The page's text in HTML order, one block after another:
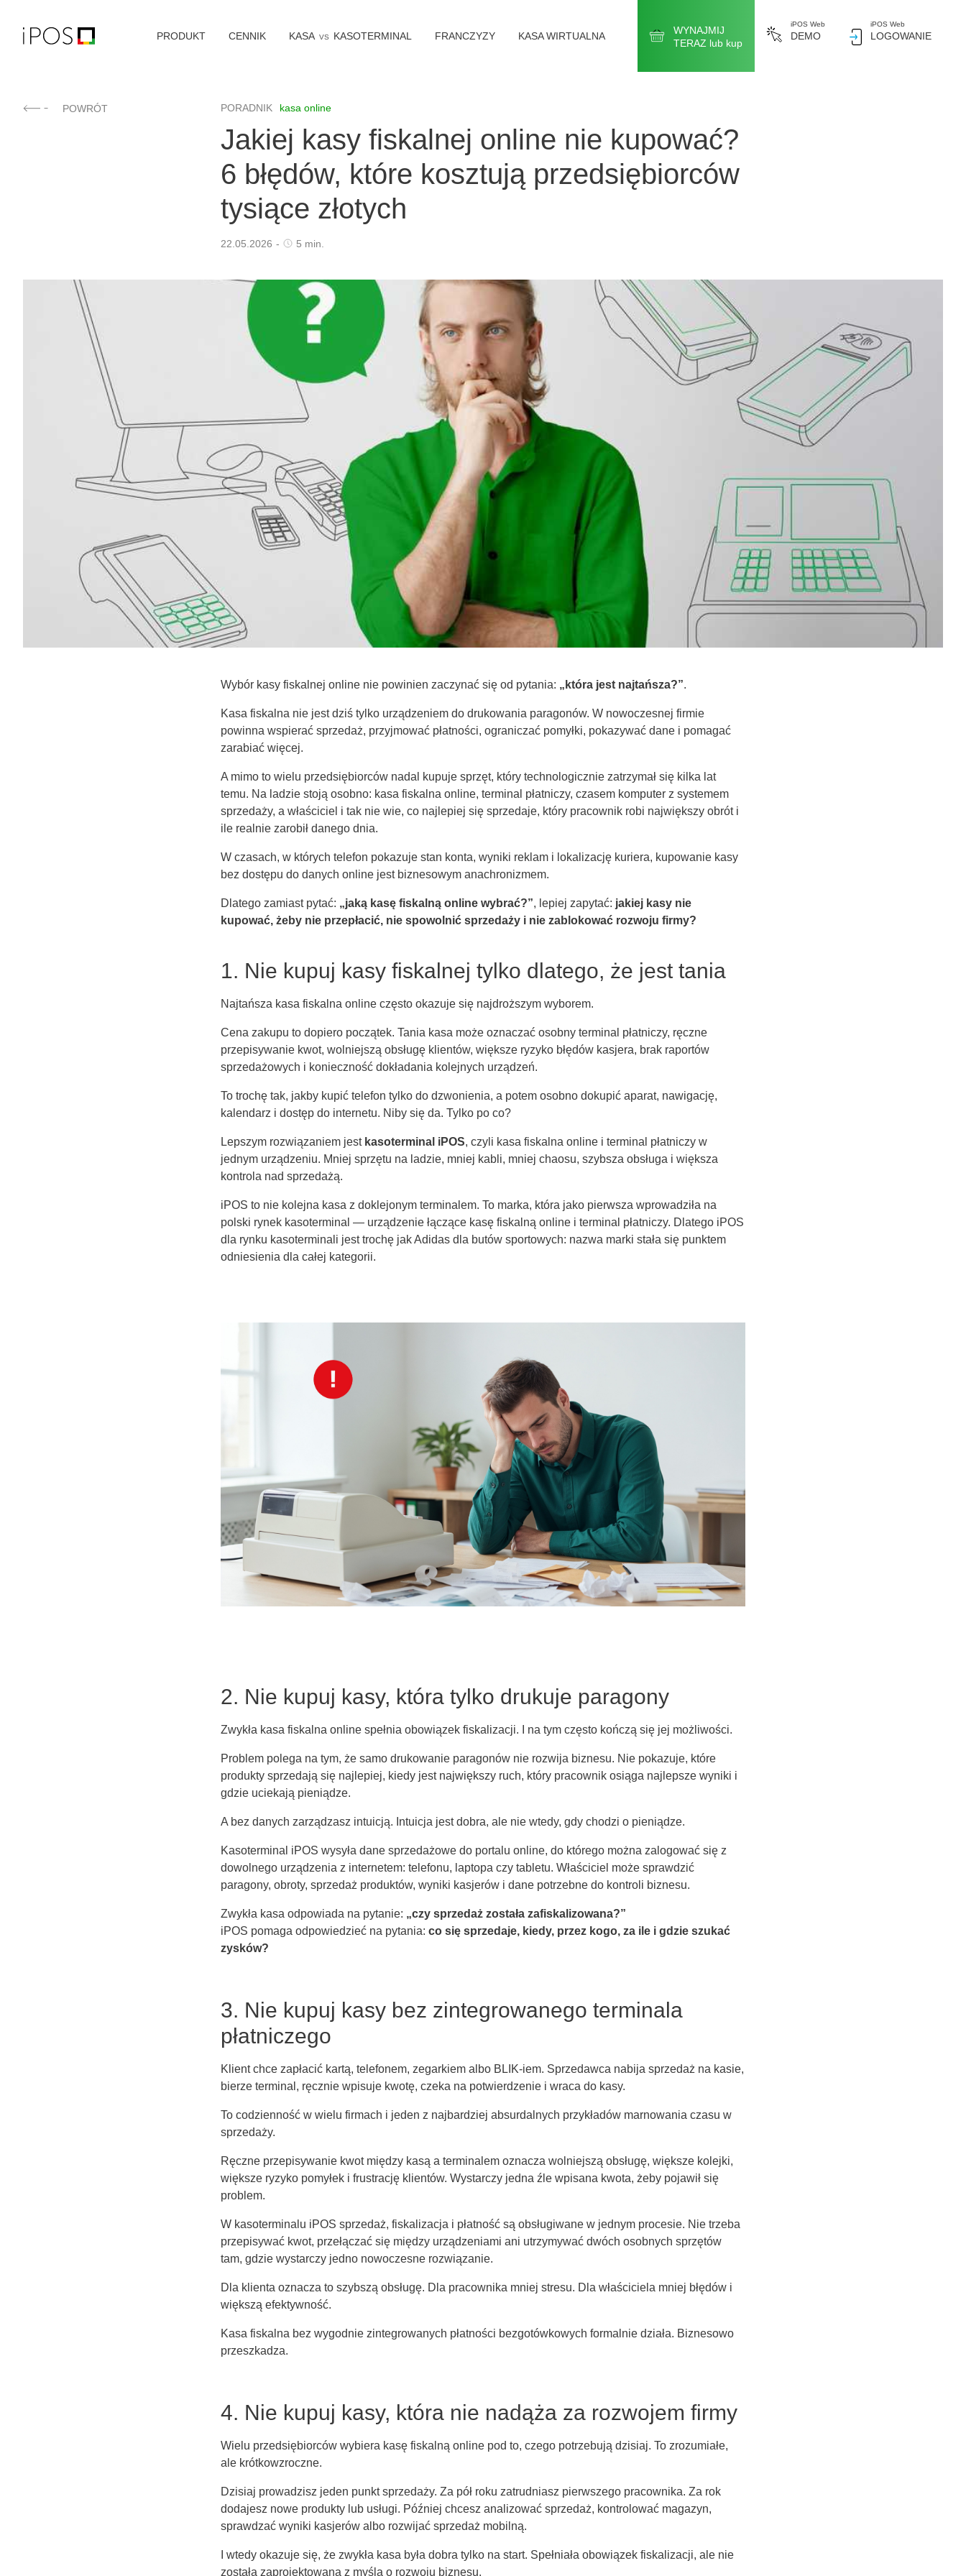
PRODUKT CENNIK KASA VS KASOTERMINAL FRANCZYZY KASA WIRTUALNA
WYNAJMIJ
TERAZ lub kup
iPOS Web
DEMO
iPOS Web
LOGOWANIE
POWRÓT PORADNIK kasa online
Jakiej kasy fiskalnej online nie kupować?
6 błędów, które kosztują przedsiębiorców
tysiące złotych
22.05.2026 - 5 min.
Wybór kasy fiskalnej online nie powinien zaczynać się od pytania: „która jest najtańsza?”.
Kasa fiskalna nie jest dziś tylko urządzeniem do drukowania paragonów. W nowoczesnej firmie
powinna wspierać sprzedaż, przyjmować płatności, ograniczać pomyłki, pokazywać dane i pomagać
zarabiać więcej.
A mimo to wielu przedsiębiorców nadal kupuje sprzęt, który technologicznie zatrzymał się kilka lat
temu. Na ladzie stoją osobno: kasa fiskalna online, terminal płatniczy, czasem komputer z systemem
sprzedaży, a właściciel i tak nie wie, co najlepiej się sprzedaje, który pracownik robi największy obrót i
ile realnie zarobił danego dnia.
W czasach, w których telefon pokazuje stan konta, wyniki reklam i lokalizację kuriera, kupowanie kasy
bez dostępu do danych online jest biznesowym anachronizmem.
Dlatego zamiast pytać: „jaką kasę fiskalną online wybrać?”, lepiej zapytać: jakiej kasy nie
kupować, żeby nie przepłacić, nie spowolnić sprzedaży i nie zablokować rozwoju firmy?
1. Nie kupuj kasy fiskalnej tylko dlatego, że jest tania
Najtańsza kasa fiskalna online często okazuje się najdroższym wyborem.
Cena zakupu to dopiero początek. Tania kasa może oznaczać osobny terminal płatniczy, ręczne
przepisywanie kwot, wolniejszą obsługę klientów, większe ryzyko błędów kasjera, brak raportów
sprzedażowych i konieczność dokładania kolejnych urządzeń.
To trochę tak, jakby kupić telefon tylko do dzwonienia, a potem osobno dokupić aparat, nawigację,
kalendarz i dostęp do internetu. Niby się da. Tylko po co?
Lepszym rozwiązaniem jest kasoterminal iPOS, czyli kasa fiskalna online i terminal płatniczy w
jednym urządzeniu. Mniej sprzętu na ladzie, mniej kabli, mniej chaosu, szybsza obsługa i większa
kontrola nad sprzedażą.
iPOS to nie kolejna kasa z doklejonym terminalem. To marka, która jako pierwsza wprowadziła na
polski rynek kasoterminal — urządzenie łączące kasę fiskalną online i terminal płatniczy. Dlatego iPOS
dla rynku kasoterminali jest trochę jak Adidas dla butów sportowych: nazwa marki stała się punktem
odniesienia dla całej kategorii.
2. Nie kupuj kasy, która tylko drukuje paragony
Zwykła kasa fiskalna online spełnia obowiązek fiskalizacji. I na tym często kończą się jej możliwości.
Problem polega na tym, że samo drukowanie paragonów nie rozwija biznesu. Nie pokazuje, które
produkty sprzedają się najlepiej, kiedy jest największy ruch, który pracownik osiąga najlepsze wyniki i
gdzie uciekają pieniądze.
A bez danych zarządzasz intuicją. Intuicja jest dobra, ale nie wtedy, gdy chodzi o pieniądze.
Kasoterminal iPOS wysyła dane sprzedażowe do portalu online, do którego można zalogować się z
dowolnego urządzenia z internetem: telefonu, laptopa czy tabletu. Właściciel może sprawdzić
paragony, obroty, sprzedaż produktów, wyniki kasjerów i dane potrzebne do kontroli biznesu.
Zwykła kasa odpowiada na pytanie: „czy sprzedaż została zafiskalizowana?”
iPOS pomaga odpowiedzieć na pytania: co się sprzedaje, kiedy, przez kogo, za ile i gdzie szukać
zysków?
3. Nie kupuj kasy bez zintegrowanego terminala
płatniczego
Klient chce zapłacić kartą, telefonem, zegarkiem albo BLIK-iem. Sprzedawca nabija sprzedaż na kasie,
bierze terminal, ręcznie wpisuje kwotę, czeka na potwierdzenie i wraca do kasy.
To codzienność w wielu firmach i jeden z najbardziej absurdalnych przykładów marnowania czasu w
sprzedaży.
Ręczne przepisywanie kwot między kasą a terminalem oznacza wolniejszą obsługę, większe kolejki,
większe ryzyko pomyłek i frustrację klientów. Wystarczy jedna źle wpisana kwota, żeby pojawił się
problem.
W kasoterminalu iPOS sprzedaż, fiskalizacja i płatność są obsługiwane w jednym procesie. Nie trzeba
przepisywać kwot, przełączać się między urządzeniami ani utrzymywać dwóch osobnych sprzętów
tam, gdzie wystarczy jedno nowoczesne rozwiązanie.
Dla klienta oznacza to szybszą obsługę. Dla pracownika mniej stresu. Dla właściciela mniej błędów i
większą efektywność.
Kasa fiskalna bez wygodnie zintegrowanych płatności bezgotówkowych formalnie działa. Biznesowo
przeszkadza.
4. Nie kupuj kasy, która nie nadąża za rozwojem firmy
Wielu przedsiębiorców wybiera kasę fiskalną online pod to, czego potrzebują dzisiaj. To zrozumiałe,
ale krótkowzroczne.
Dzisiaj prowadzisz jeden punkt sprzedaży. Za pół roku zatrudniasz pierwszego pracownika. Za rok
dodajesz nowe produkty lub usługi. Później chcesz analizować sprzedaż, kontrolować magazyn,
sprawdzać wyniki kasjerów albo rozwijać sprzedaż mobilną.
I wtedy okazuje się, że zwykła kasa była dobra tylko na start. Spełniała obowiązek fiskalizacji, ale nie
została zaprojektowana z myślą o rozwoju biznesu.